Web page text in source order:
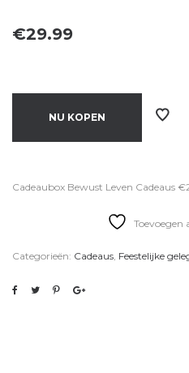
€29.99
NU KOPEN
Cadeaubox Bewust Leven Cadeaus
Toevoegen
Categorieën: Cadeaus, Feestelijke